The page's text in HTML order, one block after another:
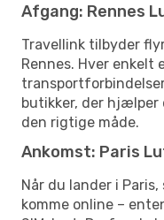
Afgang: Rennes
Travellink tilbyder
Rennes. Hver enkelt
butikker, der hjælper
den rigtige måde.
Ankomst: Paris
Når du lander i
komme online –